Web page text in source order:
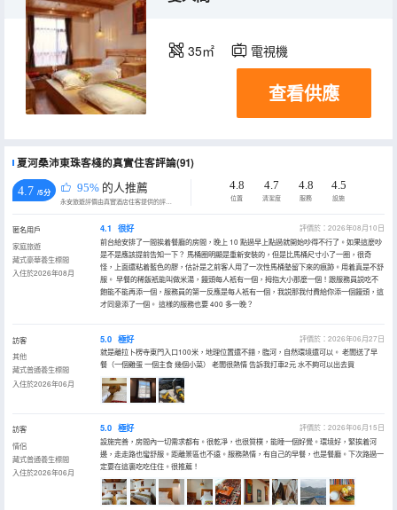
35㎡ 電視機
查看供應
夏河桑沛東珠客棧的真實住客評論(91)
4.7 /5分 95% 的人推薦
永安旅遊評價由真實酒店住客提供的評價。
4.8
位置
4.7
清潔度
4.8
服務
4.5
設施
匿名用戶
家庭旅遊
藏式豪華養生標間
入住於2026年08月
4.1 很好
評價於：2026年08月10日
前台給安排了一間挨着餐廳的房間，晚上 10 點過早上點過就開始吵得不行了。如果這麼吵
是不是應該提前告知一下？ 馬桶圈明顯是重新安裝的，但是比馬桶尺寸小了一圈，很奇
怪，上面還粘着藍色的膠，估計是之前客人用了一次性馬桶墊留下來的痕跡。用着真是不舒
服。 早餐的稀飯衹能叫做米湯，饅頭每人衹有一個，拇指大小那麼一個！跟服務員説吃不
飽能不能再添一個，服務員的第一反應是每人衹有一個，我説那我付費給你添一個饅頭，這
才同意添了一個。 這樣的服務也要 400 多一晚？
訪客
其他
藏式普通養生標間
入住於2026年06月
5.0 極好
評價於：2026年06月27日
就是離拉卜楞寺東門入口100米，地理位置還不錯，臨河，自然環境還可以。 老闆送了早
餐（一個雞蛋 一個主食 幾個小菜） 老闆很熱情 告訴我打車2元 水不夠可以出去買
訪客
情侶
藏式普通養生標間
入住於2026年06月
5.0 極好
評價於：2026年06月15日
設施完善，房間內一切需求都有。很乾凈，也很質樸，能睡一個好覺。環境好，緊挨着河
邊，走走路也蠻舒服。距離景區也不遠。服務熱情，有自己的早餐，也是餐廳。下次路過一
定要在這裏吃吃住住。很推薦！